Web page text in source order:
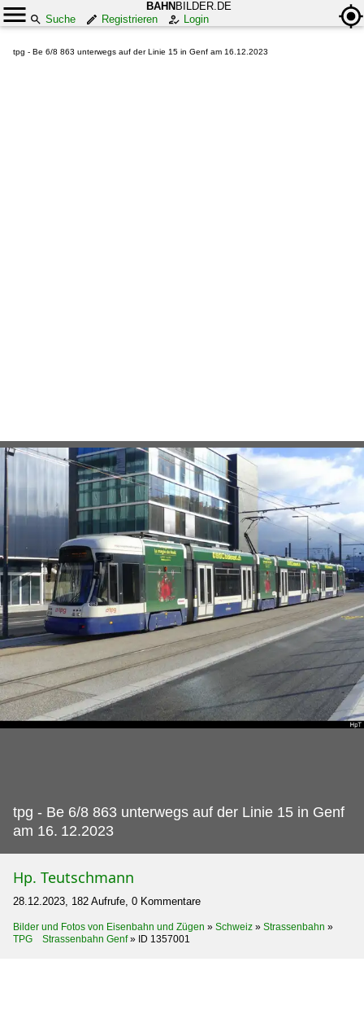
BAHN BILDER.DE
Suche
Registrieren Login
tpg - Be 6/8 863 unterwegs auf der Linie 15 in Genf am 16.12.2023
tpg - Be 6/8 863 unterwegs auf der Linie 15 in Genf
am 16. 12.2023
Hp. Teutschmann
28.12.2023, 182 Aufrufe, 0 Kommentare
Bilder und Fotos von Eisenbahn und Zügen » Schweiz » Strassenbahn »
TPG Strassenbahn Genf» ID 1357001